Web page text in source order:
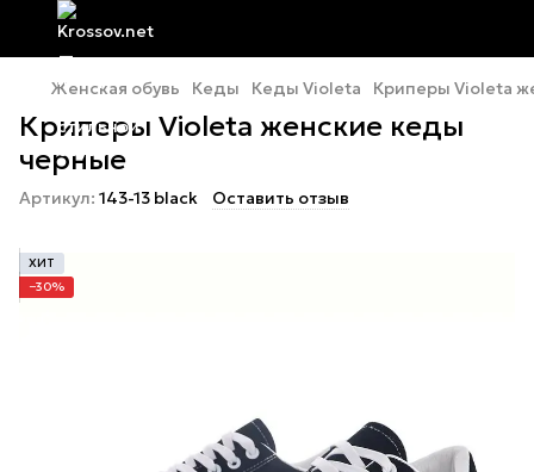
Женская обувь Кеды Кеды Violeta Криперы Violeta
Криперы Violeta женские кеды
черные
Артикул: 143-13 black Оставить отзыв
ХИТ
−30%